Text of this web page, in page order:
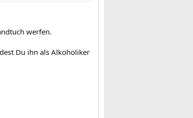
werfen.
Du ihn als Alkoholiker